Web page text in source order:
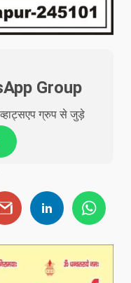
Group
व्हाट्सएप ग्रुप से जुड़े